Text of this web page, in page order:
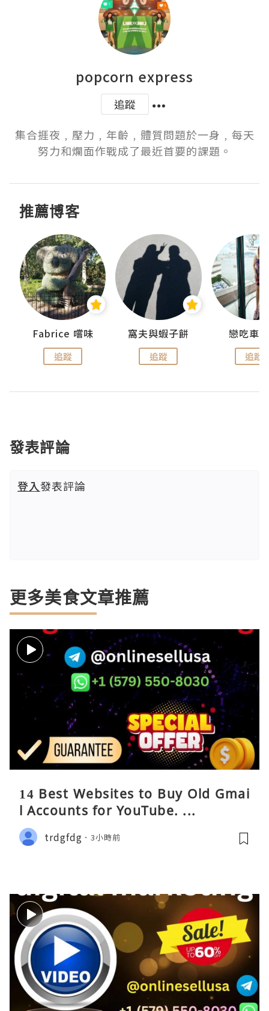
popcorn express
追蹤
集合捱夜﹐壓力﹐年齡﹐體質問題於一身﹐每天
努力和爛面作戰成了最近首要的課題。
推薦博客
Fabrice 嚐味
追蹤
窩夫與蝦子餅
追蹤
戀吃車
追蹤
發表評論
登入發表評論
更多美食文章推薦
14 Best Websites to Buy Old Gmai
l Accounts for YouTube. ...
trdgfdg 3小時前